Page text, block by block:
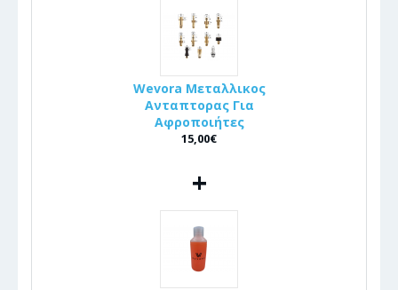
Wevora Μεταλλικος
Ανταπτορας Για
Αφροποιήτες
15,00€
+